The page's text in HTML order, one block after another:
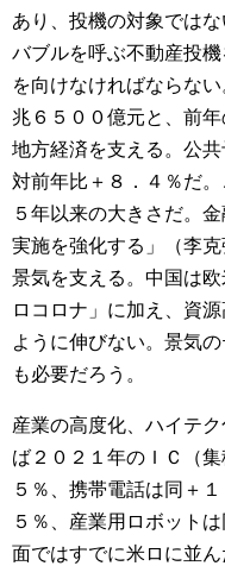
あり、投機の対象では
バブルを呼ぶ不動産投
を向けなければならな
兆６５００億元と、前
地方経済を支える。公
対前年比＋８．４％だ
５年以来の大きさだ。
実施を強化する」（李
景気を支える。中国は
ロコロナ」に加え、資
ように伸びない。景気
も必要だろう。
産業の高度化、ハイテ
ば２０２１年のＩＣ（
５％、携帯電話は同＋
５％、産業用ロボット
面ではすでに米ロに並